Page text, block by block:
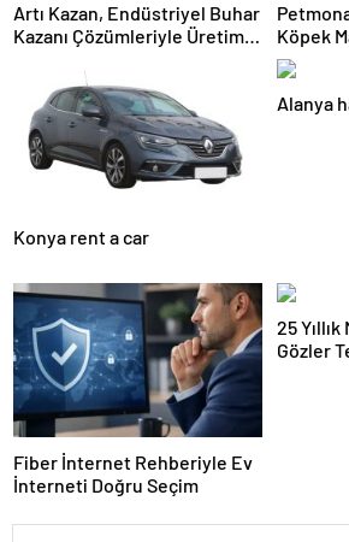
Artı Kazan, Endüstriyel Buhar
Kazanı Çözümleriyle Üretim
Sunuyor
Köpek
Hayvan
Konya rent a car
Alanya
Fiber İnternet Rehberiyle Ev
İnterneti Doğru Seçim
25
Gözler